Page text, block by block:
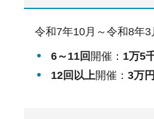
令和7年10月～令和8年3
6～11回 開催： 1万5
12回以上開催： 3万円